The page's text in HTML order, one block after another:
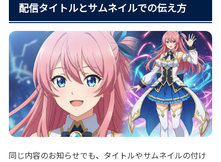
配信タイトルとサムネイルでの伝え方
同じ内容のお知らせでも、タイトルやサムネイルの付け